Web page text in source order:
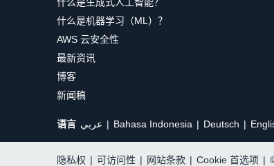
什么是机器学习（ML）？
AWS 云安全性
最新资讯
博客
新闻稿
语言 عربي Bahasa Indonesia Deutsch
隐私权 | 可访问性 | 网站条款 | Cookie 首选项 |